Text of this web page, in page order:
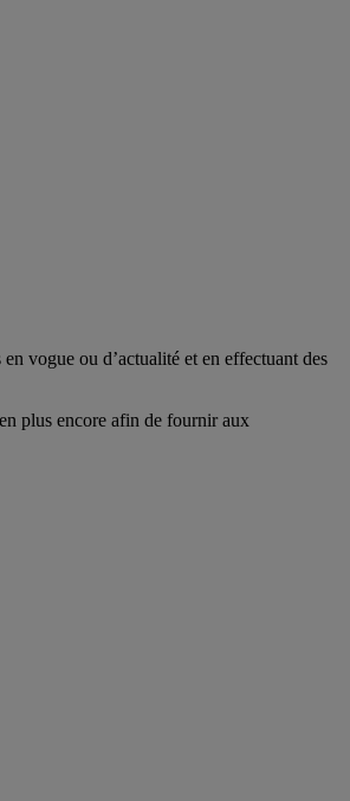
vogue ou d’actualité et en effectuant des
plus encore afin de fournir aux